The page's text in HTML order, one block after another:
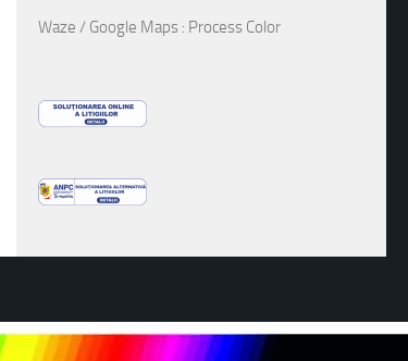
Waze / Google Maps : Process Color